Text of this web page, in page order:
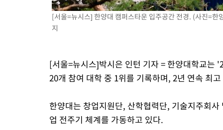
[서울=뉴시스] 한양대 캠퍼스타운 입주공간 전경. (사진=
지
[서울=뉴시스]박시은 인턴 기자 = 한양대학교는
20개 참여 대학 중 1위를 기록하며, 2년 연속 최
한양대는 창업지원단, 산학협력단, 기술지주회
업 전주기 체계를 가동하고 있다.